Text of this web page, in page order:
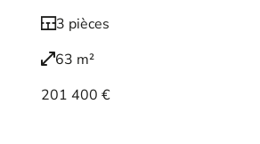
3 pièces
63 m²
201 400 €